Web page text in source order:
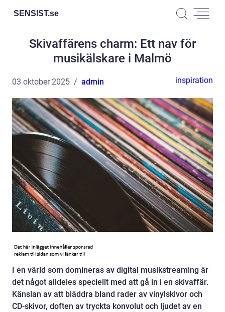
SENSIST.se
Skivaffärens charm: Ett nav för
musikälskare i Malmö
03 oktober 2025 admin inspiration
I en värld som domineras av digital musikstreaming är
det något alldeles speciellt med att gå in i en skivaffär.
Känslan av att bläddra bland rader av vinylskivor och
CD-skivor, doften av tryckta konvolut och ljudet av en